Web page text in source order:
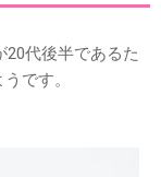
20代後半であるた
です。